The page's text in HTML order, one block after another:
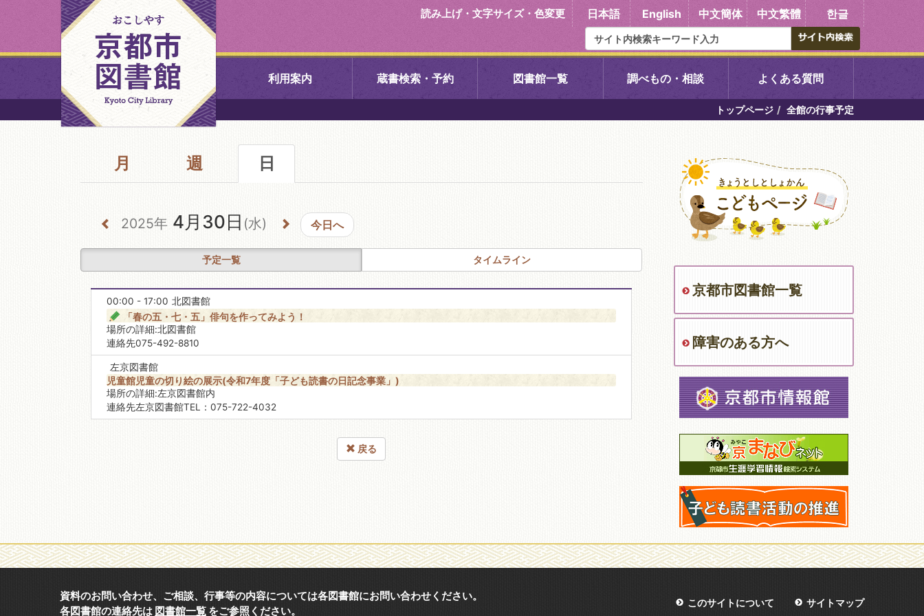
読み上げ・文字サイズ・色変更 日本語 English 中文簡体 中文繁體 한글
利用案内 蔵書検索・予約 図書館一覧
中央図書館 右京中央図書館 伏見中央図書館 醍醐中央図書館
北図書館 東山図書館
吉祥院図書館
久世ふれあいセンター図
書館
向島図書館
醍醐図書館 久我のもり図書館
こどもみらい館子育て図
書館
コミュニティプラザ深草
調べもの・相談 よくある質問
トップページ 全館の行事予定
月 週 日
2025年 4月30日 (水) 今日へ
予定一覧 タイムライン
00:00 - 17:00 北図書館
「春の五・七・五」俳句を作ってみよう！
場所の詳細:北図書館
連絡先075-492-8810
左京図書館
児童館児童の切り絵の展示(令和7年度「子ども読書の日記念事業」)
場所の詳細:左京図書館内
連絡先左京図書館TEL：075-722-4032
戻る
京都市図書館一覧
障害のある方へ
このサイトについて サイトマップ
資料のお問い合わせ、ご相談、行事等の内容については各図書館にお問い合わせください。
各図書館の連絡先は 図書館一覧 をご参照ください。